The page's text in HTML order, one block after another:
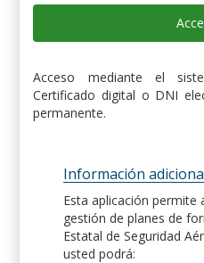
Acceso mediante el
Certificado digital o DNI
permanente.
Información
Esta aplicación permite
gestión de planes de
Estatal de Seguridad
usted podrá: